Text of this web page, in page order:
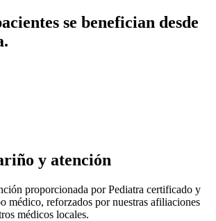
se benefician desde
y atención
proporcionada por Pediatra certificado y
médico, reforzados por nuestras afiliaciones
médicos locales.